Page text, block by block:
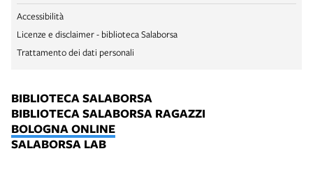
Accessibilità
Licenze e disclaimer - biblioteca Salaborsa
Trattamento dei dati personali
BIBLIOTECA SALABORSA
BIBLIOTECA SALABORSA RAGAZZI
BOLOGNA ONLINE
SALABORSA LAB